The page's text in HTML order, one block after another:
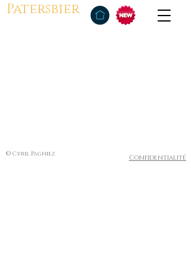
Patersbier
© Cyril Pagniez Confidentialité